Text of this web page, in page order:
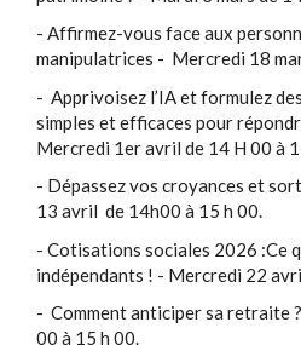
- Affirmez-vous face aux
manipulatrices - Mercredi 18
- Apprivoisez l’IA et formulez
simples et efficaces pour
Mercredi 1er avril de 14 H 00 à
- Dépassez vos croyances et
13 avril de 14h00 à 15 h 00.
- Cotisations sociales 2026 :Ce
indépendants ! - Mercredi 22
- Comment anticiper sa retraite
00 à 15 h 00.